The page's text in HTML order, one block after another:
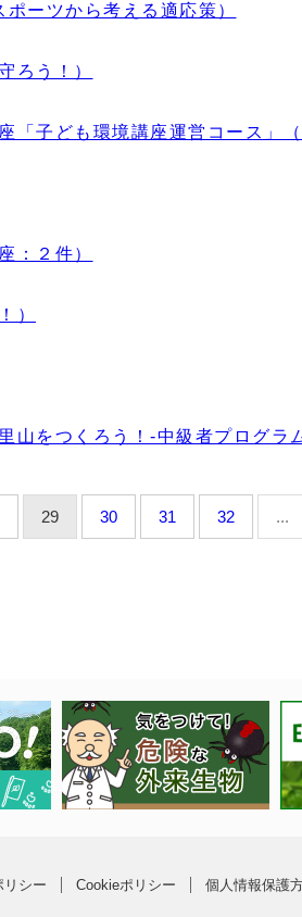
ーツから考える適応策）
ろう！）
「子ども環境講座運営コース」
：２件）
）
山をつくろう！-中級者プログラ
29 30 31 32 ...
リシー Cookieポリシー 個人情報保護